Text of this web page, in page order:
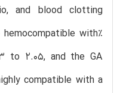
and blood clotting
with%
to 2.05, and the GA
compatible with a